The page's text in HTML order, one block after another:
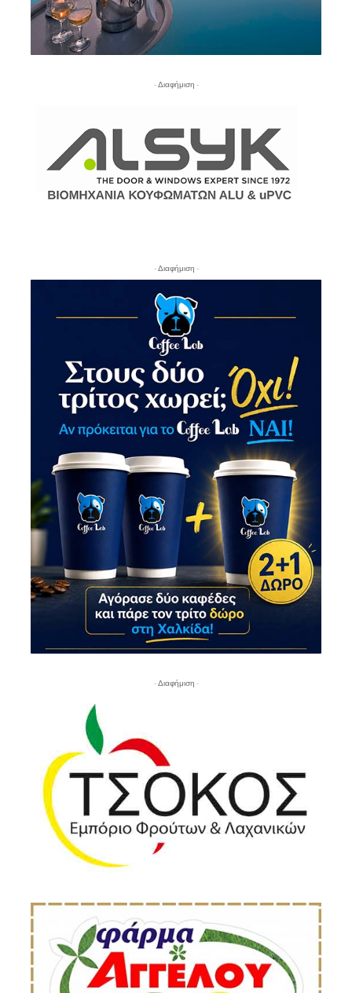
- Διαφήμιση -
- Διαφήμιση -
- Διαφήμιση -